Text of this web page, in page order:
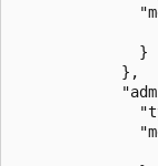
              }
            },